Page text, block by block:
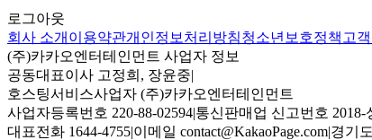
로그아웃
회사 소개 이용약관개인정보처리방침청소년보호정책 고
(주)카카오엔터테인먼트 사업자 정보
공동대표이사 고정희, 장윤중|
호스팅서비스사업자 (주)카카오엔터테인먼트
사업자등록번호 220-88-02594|통신판매업 신고번호 2018-
대표전화 1644-4755|이메일 contact@KakaoPage.com|경기